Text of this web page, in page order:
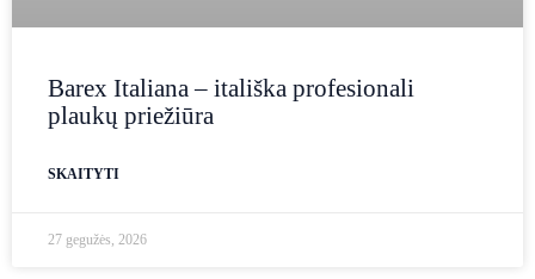
Barex Italiana – itališka profesionali
plaukų priežiūra
SKAITYTI
27 gegužės, 2026